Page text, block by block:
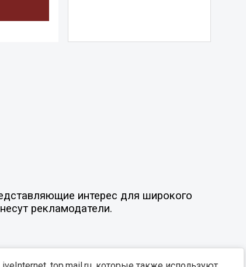
интерес для широкого
рекламодатели.